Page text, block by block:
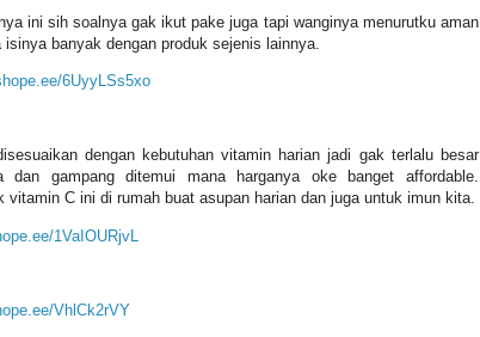
ini sih soalnya gak ikut pake juga tapi wanginya menurutku aman
banyak dengan produk sejenis lainnya.
6UyyLSs5xo
dengan kebutuhan vitamin harian jadi gak terlalu besar
gampang ditemui mana harganya oke banget affordable.
vitamin C ini di rumah buat asupan harian dan juga untuk imun kita.
1VaIOURjvL
VhlCk2rVY